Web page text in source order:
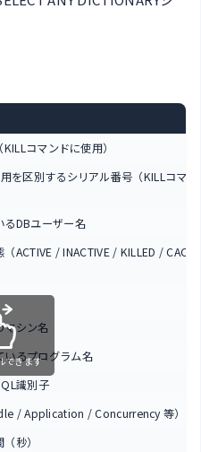
コマンドに使用）
を区別するシリアル番号（KILLコマ
るDBユーザー名
ACTIVE / INACTIVE / KILLED /
マシン名
いるプログラム名
識別子
/ Application / Concurrency 等）
秒）
できます